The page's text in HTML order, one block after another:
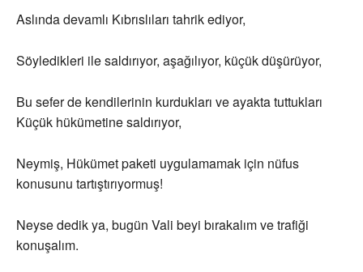
Aslında devamlı Kıbrıslıları tahrik ediyor,
Söyledikleri ile saldırıyor, aşağılıyor, küçük düşürüyor,
Bu sefer de kendilerinin kurdukları ve ayakta tuttukları
Küçük hükümetine saldırıyor,
Neymiş, Hükümet paketi uygulamamak için nüfus
konusunu tartıştırıyormuş!
Neyse dedik ya, bugün Vali beyi bırakalım ve trafiği
konuşalım.